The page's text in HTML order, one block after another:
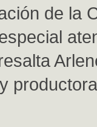
de la